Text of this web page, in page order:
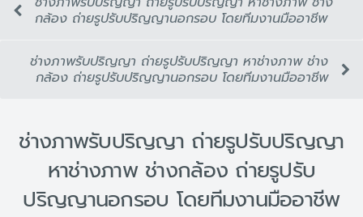
กล้อง ถ่ายรูปรับปริญญานอกรอบ โดยทีมงานมืออาชีพ
ช่างภาพรับปริญญา ถ่ายรูปรับปริญญา หาช่างภาพ ช่าง
กล้อง ถ่ายรูปรับปริญญานอกรอบ โดยทีมงานมืออาชีพ
ช่างภาพรับปริญญา ถ่ายรูปรับปริญญา
หาช่างภาพ ช่างกล้อง ถ่ายรูปรับ
ปริญญานอกรอบ โดยทีมงานมืออาชีพ